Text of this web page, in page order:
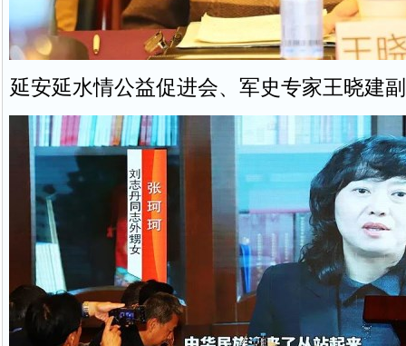
延安延水情公益促进会、军史专家王晓建